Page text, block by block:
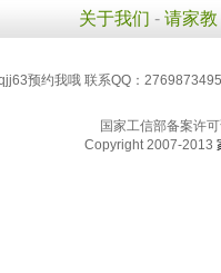
关于我们 - 请家教
预约我哦 联系QQ：
国家工信部备案许
Copyright 2007-2013